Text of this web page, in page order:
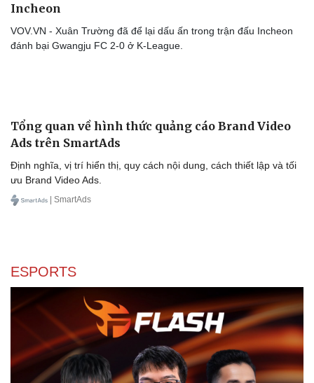
Incheon
VOV.VN - Xuân Trường đã để lại dấu ấn trong trận đấu Incheon
đánh bại Gwangju FC 2-0 ở K-League.
Tổng quan về hình thức quảng cáo Brand Video
Ads trên SmartAds
Định nghĩa, vị trí hiển thị, quy cách nội dung, cách thiết lập và tối
ưu Brand Video Ads.
| SmartAds